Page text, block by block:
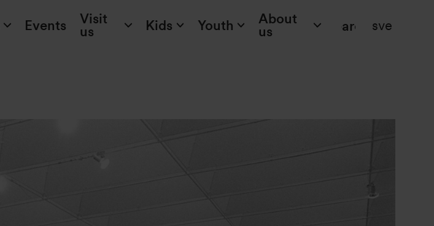
Events
Visit
us
Kids Youth
About
us
Search sve